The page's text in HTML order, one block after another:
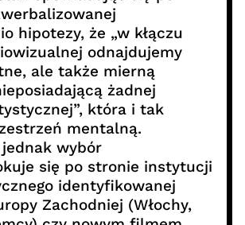
hipotezy, że „w kłączu
odnajdujemy
ale także mierną
żadnej
która i tak
mentalną.
wybór
się po stronie instytucji
identyfikowanej
Zachodniej (Włochy,